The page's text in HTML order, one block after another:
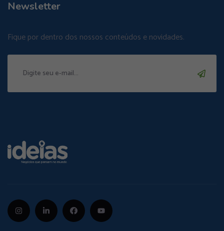
Newsletter
Fique por dentro dos nossos conteúdos e novidades.